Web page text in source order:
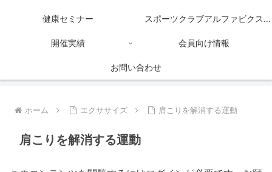
健康セミナー スポーツクラブアルファビクス
2022
開催実績 会員向け情報
お問い合わせ
ホーム エクササイズ 肩こりを解消する運動
肩こりを解消する運動